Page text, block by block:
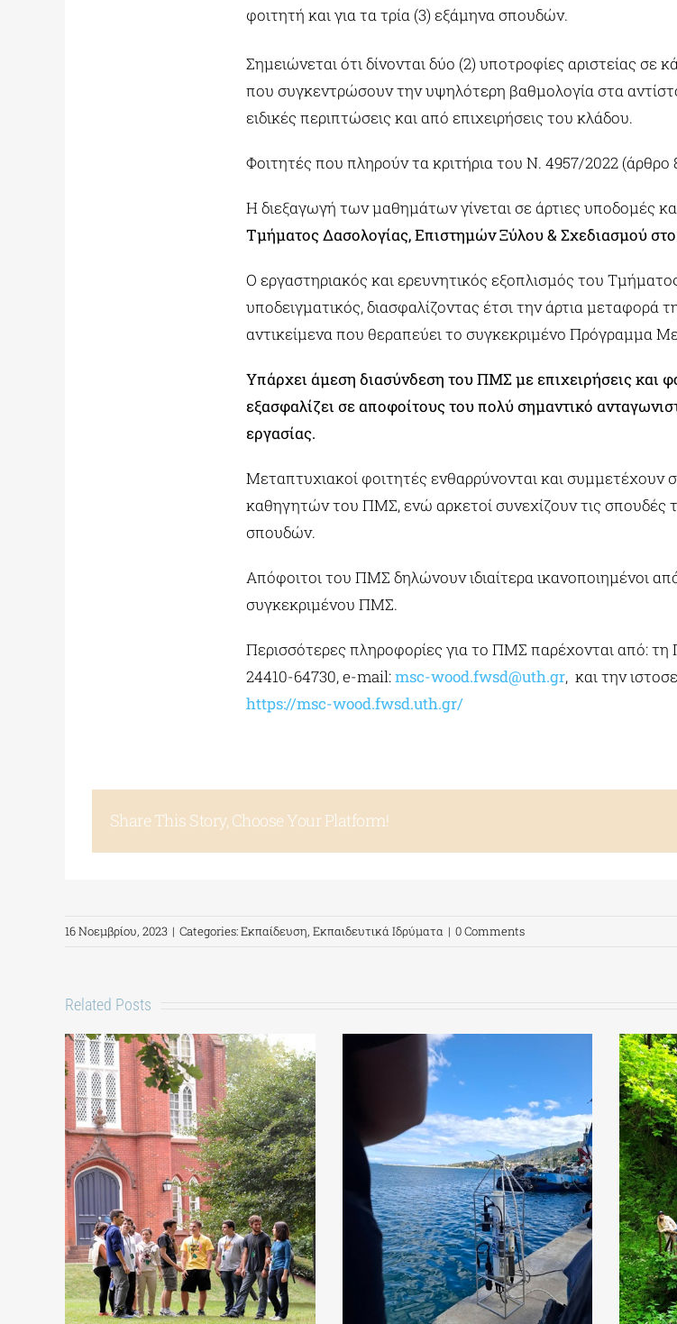
φοιτητή και για τα τρία (3) εξάμηνα σπουδών.
Σημειώνεται ότι δίνονται δύο (2) υποτροφίες αριστείας σε
που συγκεντρώσουν την υψηλότερη βαθμολογία στα
ειδικές περιπτώσεις και από επιχειρήσεις του κλάδου.
Φοιτητές που πληρούν τα κριτήρια του Ν. 4957/2022
Η διεξαγωγή των μαθημάτων γίνεται σε άρτιες υποδομές
Τμήματος Δασολογίας, Επιστημών Ξύλου & Σχεδιασμού
Ο εργαστηριακός και ερευνητικός εξοπλισμός του
υποδειγματικός, διασφαλίζοντας έτσι την άρτια μεταφορά
αντικείμενα που θεραπεύει το συγκεκριμένο Πρόγραμμα
Υπάρχει άμεση διασύνδεση του ΠΜΣ με επιχειρήσεις και
εξασφαλίζει σε αποφοίτους του πολύ σημαντικό
εργασίας.
Μεταπτυχιακοί φοιτητές ενθαρρύνονται και
καθηγητών του ΠΜΣ, ενώ αρκετοί συνεχίζουν τις σπουδές
σπουδών.
Απόφοιτοι του ΠΜΣ δηλώνουν ιδιαίτερα ικανοποιημένοι
συγκεκριμένου ΠΜΣ.
Περισσότερες πληροφορίες για το ΠΜΣ παρέχονται από:
24410-64730, e-mail:msc-wood.fwsd@uth.gr, και την
https://msc-wood.fwsd.uth.gr/
Share This Story, Choose Your Platform!
16 Νοεμβρίου, 2023 | Categories:Εκπαίδευση, Εκπαιδευτικά Ιδρύματα | 0 Comments
Related Posts